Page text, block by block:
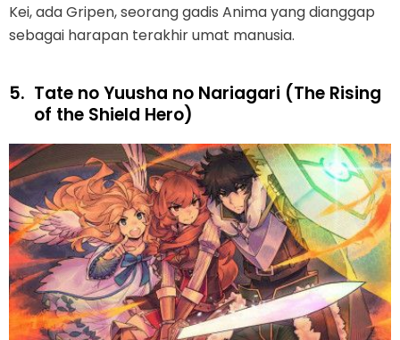
Kei, ada Gripen, seorang gadis Anima yang dianggap
sebagai harapan terakhir umat manusia.
5. Tate no Yuusha no Nariagari (The Rising
of the Shield Hero)